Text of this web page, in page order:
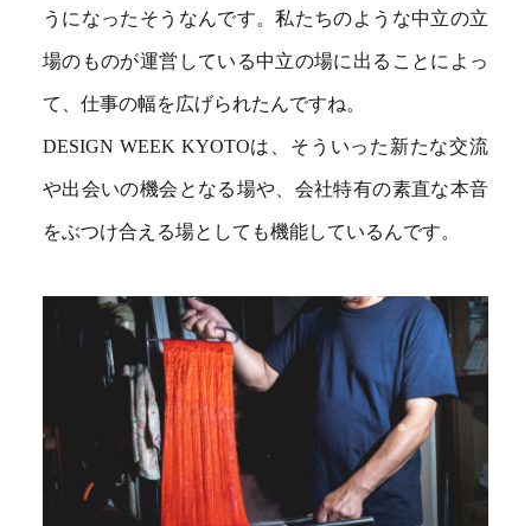
うになったそうなんです。私たちのような中立の立
場のものが運営している中立の場に出ることによっ
て、仕事の幅を広げられたんですね。
DESIGN WEEK KYOTOは、そういった新たな交流
や出会いの機会となる場や、会社特有の素直な本音
をぶつけ合える場としても機能しているんです。